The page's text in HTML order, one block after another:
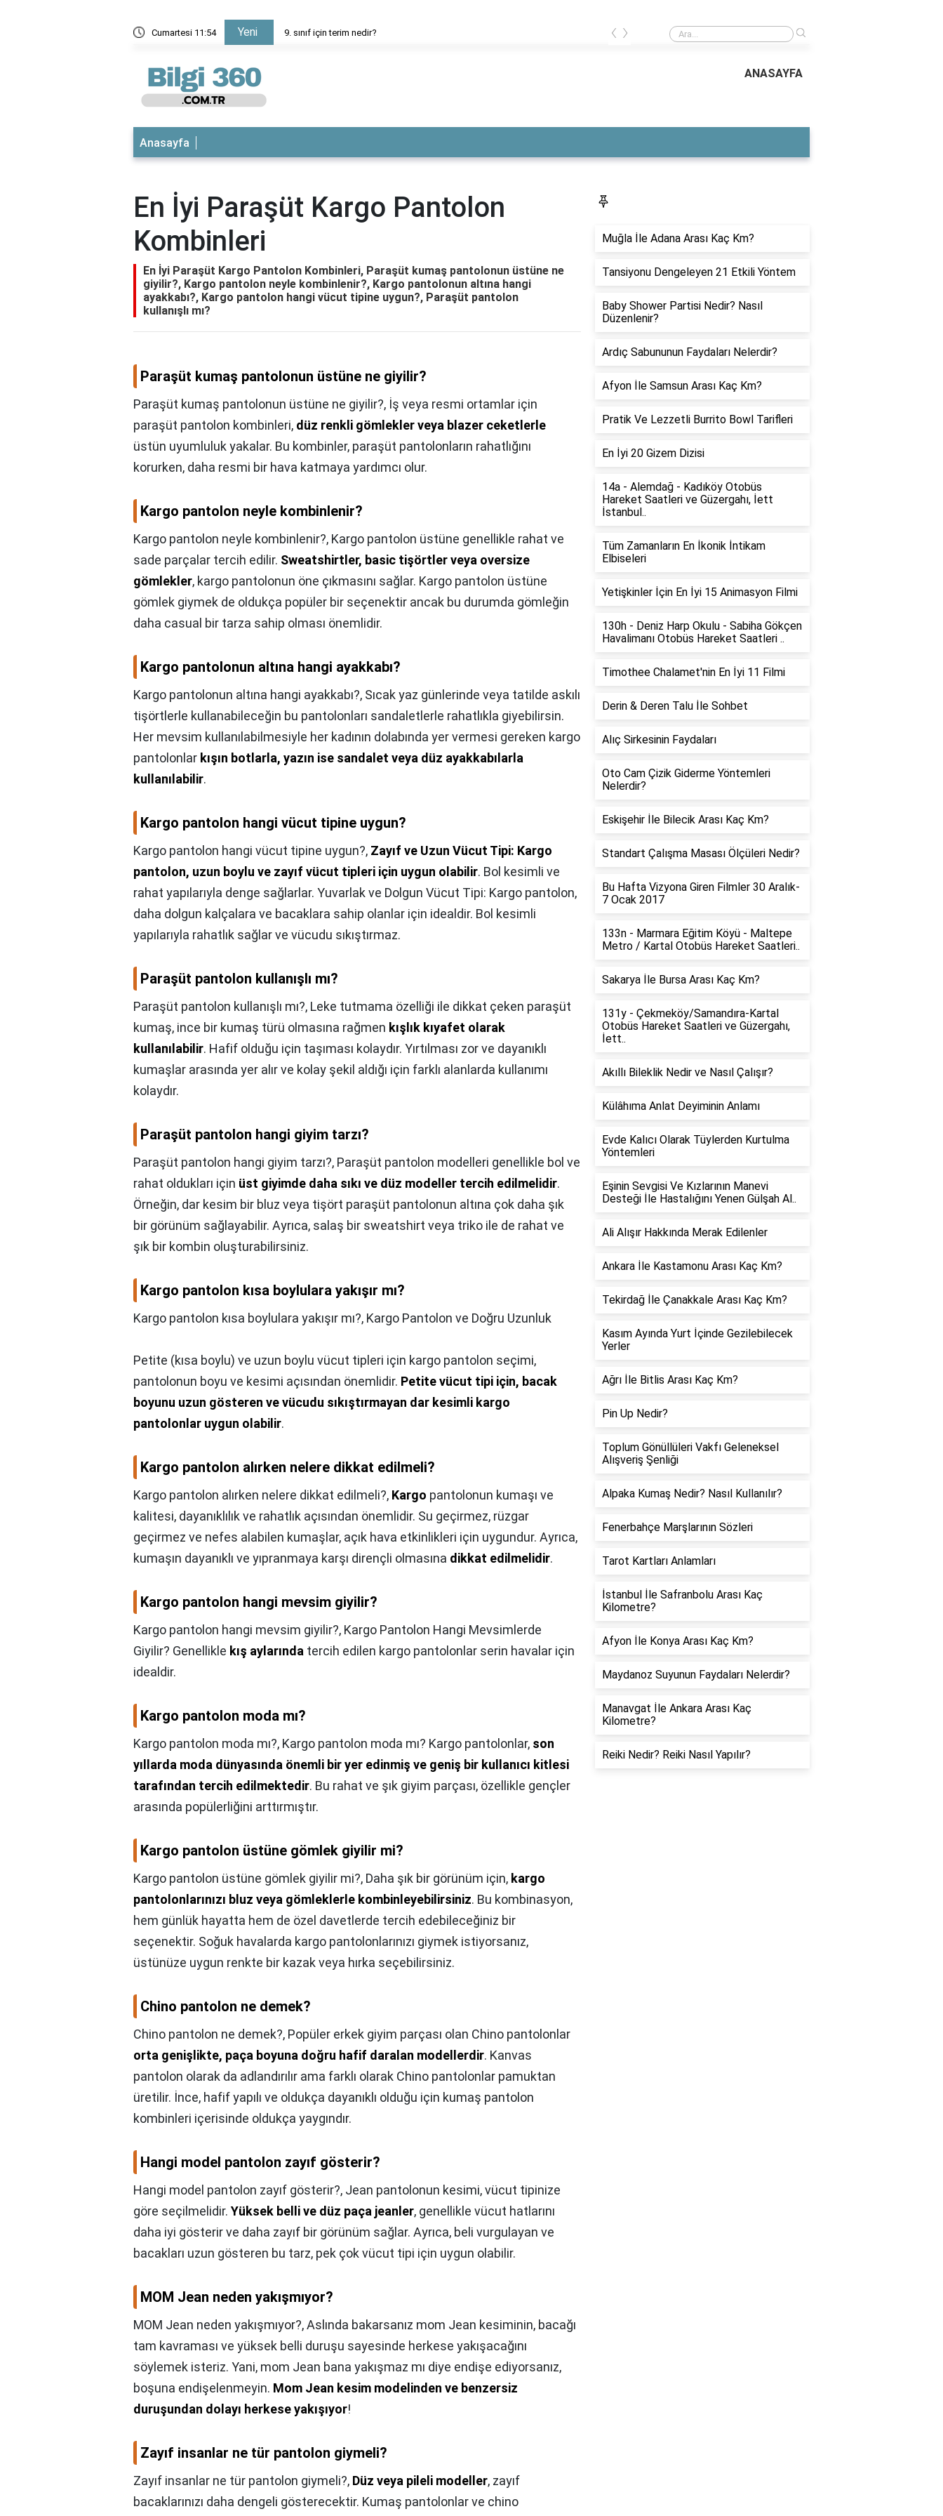
Cumartesi 11:54 Yeni 9. sınıf için terim nedir? Çikolatanın özellikleri
‹ ›
ANASAYFA
Anasayfa
En İyi Paraşüt Kargo Pantolon
Kombinleri
En İyi Paraşüt Kargo Pantolon Kombinleri, Paraşüt kumaş pantolonun üstüne ne
giyilir?, Kargo pantolon neyle kombinlenir?, Kargo pantolonun altına hangi
ayakkabı?, Kargo pantolon hangi vücut tipine uygun?, Paraşüt pantolon
kullanışlı mı?
Paraşüt kumaş pantolonun üstüne ne giyilir?
Paraşüt kumaş pantolonun üstüne ne giyilir?, İş veya resmi ortamlar için
paraşüt pantolon kombinleri, düz renkli gömlekler veya blazer ceketlerle
üstün uyumluluk yakalar. Bu kombinler, paraşüt pantolonların rahatlığını
korurken, daha resmi bir hava katmaya yardımcı olur.
Kargo pantolon neyle kombinlenir?
Kargo pantolon neyle kombinlenir?, Kargo pantolon üstüne genellikle rahat ve
sade parçalar tercih edilir. Sweatshirtler, basic tişörtler veya oversize
gömlekler, kargo pantolonun öne çıkmasını sağlar. Kargo pantolon üstüne
gömlek giymek de oldukça popüler bir seçenektir ancak bu durumda gömleğin
daha casual bir tarza sahip olması önemlidir.
Kargo pantolonun altına hangi ayakkabı?
Kargo pantolonun altına hangi ayakkabı?, Sıcak yaz günlerinde veya tatilde askılı
tişörtlerle kullanabileceğin bu pantolonları sandaletlerle rahatlıkla giyebilirsin.
Her mevsim kullanılabilmesiyle her kadının dolabında yer vermesi gereken kargo
pantolonlar kışın botlarla, yazın ise sandalet veya düz ayakkabılarla
kullanılabilir.
Kargo pantolon hangi vücut tipine uygun?
Kargo pantolon hangi vücut tipine uygun?, Zayıf ve Uzun Vücut Tipi: Kargo
pantolon, uzun boylu ve zayıf vücut tipleri için uygun olabilir. Bol kesimli ve
rahat yapılarıyla denge sağlarlar. Yuvarlak ve Dolgun Vücut Tipi: Kargo pantolon,
daha dolgun kalçalara ve bacaklara sahip olanlar için idealdir. Bol kesimli
yapılarıyla rahatlık sağlar ve vücudu sıkıştırmaz.
Paraşüt pantolon kullanışlı mı?
Paraşüt pantolon kullanışlı mı?, Leke tutmama özelliği ile dikkat çeken paraşüt
kumaş, ince bir kumaş türü olmasına rağmen kışlık kıyafet olarak
kullanılabilir. Hafif olduğu için taşıması kolaydır. Yırtılması zor ve dayanıklı
kumaşlar arasında yer alır ve kolay şekil aldığı için farklı alanlarda kullanımı
kolaydır.
Paraşüt pantolon hangi giyim tarzı?
Paraşüt pantolon hangi giyim tarzı?, Paraşüt pantolon modelleri genellikle bol ve
rahat oldukları için üst giyimde daha sıkı ve düz modeller tercih edilmelidir.
Örneğin, dar kesim bir bluz veya tişört paraşüt pantolonun altına çok daha şık
bir görünüm sağlayabilir. Ayrıca, salaş bir sweatshirt veya triko ile de rahat ve
şık bir kombin oluşturabilirsiniz.
Kargo pantolon kısa boylulara yakışır mı?
Kargo pantolon kısa boylulara yakışır mı?, Kargo Pantolon ve Doğru Uzunluk
Petite (kısa boylu) ve uzun boylu vücut tipleri için kargo pantolon seçimi,
pantolonun boyu ve kesimi açısından önemlidir. Petite vücut tipi için, bacak
boyunu uzun gösteren ve vücudu sıkıştırmayan dar kesimli kargo
pantolonlar uygun olabilir.
Kargo pantolon alırken nelere dikkat edilmeli?
Kargo pantolon alırken nelere dikkat edilmeli?, Kargo pantolonun kumaşı ve
kalitesi, dayanıklılık ve rahatlık açısından önemlidir. Su geçirmez, rüzgar
geçirmez ve nefes alabilen kumaşlar, açık hava etkinlikleri için uygundur. Ayrıca,
kumaşın dayanıklı ve yıpranmaya karşı dirençli olmasına dikkat edilmelidir.
Kargo pantolon hangi mevsim giyilir?
Kargo pantolon hangi mevsim giyilir?, Kargo Pantolon Hangi Mevsimlerde
Giyilir? Genellikle kış aylarında tercih edilen kargo pantolonlar serin havalar için
idealdir.
Kargo pantolon moda mı?
Kargo pantolon moda mı?, Kargo pantolon moda mı? Kargo pantolonlar, son
yıllarda moda dünyasında önemli bir yer edinmiş ve geniş bir kullanıcı kitlesi
tarafından tercih edilmektedir. Bu rahat ve şık giyim parçası, özellikle gençler
arasında popülerliğini arttırmıştır.
Kargo pantolon üstüne gömlek giyilir mi?
Kargo pantolon üstüne gömlek giyilir mi?, Daha şık bir görünüm için, kargo
pantolonlarınızı bluz veya gömleklerle kombinleyebilirsiniz. Bu kombinasyon,
hem günlük hayatta hem de özel davetlerde tercih edebileceğiniz bir
seçenektir. Soğuk havalarda kargo pantolonlarınızı giymek istiyorsanız,
üstünüze uygun renkte bir kazak veya hırka seçebilirsiniz.
Chino pantolon ne demek?
Chino pantolon ne demek?, Popüler erkek giyim parçası olan Chino pantolonlar
orta genişlikte, paça boyuna doğru hafif daralan modellerdir. Kanvas
pantolon olarak da adlandırılır ama farklı olarak Chino pantolonlar pamuktan
üretilir. İnce, hafif yapılı ve oldukça dayanıklı olduğu için kumaş pantolon
kombinleri içerisinde oldukça yaygındır.
Hangi model pantolon zayıf gösterir?
Hangi model pantolon zayıf gösterir?, Jean pantolonun kesimi, vücut tipinize
göre seçilmelidir. Yüksek belli ve düz paça jeanler, genellikle vücut hatlarını
daha iyi gösterir ve daha zayıf bir görünüm sağlar. Ayrıca, beli vurgulayan ve
bacakları uzun gösteren bu tarz, pek çok vücut tipi için uygun olabilir.
MOM Jean neden yakışmıyor?
MOM Jean neden yakışmıyor?,Aslında bakarsanız mom Jean kesiminin, bacağı
tam kavraması ve yüksek belli duruşu sayesinde herkese yakışacağını
söylemek isteriz. Yani, mom Jean bana yakışmaz mı diye endişe ediyorsanız,
boşuna endişelenmeyin. Mom Jean kesim modelinden ve benzersiz
duruşundan dolayı herkese yakışıyor!
Zayıf insanlar ne tür pantolon giymeli?
Zayıf insanlar ne tür pantolon giymeli?, Düz veya pileli modeller, zayıf
bacaklarınızı daha dengeli gösterecektir. Kumaş pantolonlar ve chino
Muğla İle Adana Arası Kaç Km?
Tansiyonu Dengeleyen 21 Etkili Yöntem
Baby Shower Partisi Nedir? Nasıl
Düzenlenir?
Ardıç Sabununun Faydaları Nelerdir?
Afyon İle Samsun Arası Kaç Km?
Pratik Ve Lezzetli Burrito Bowl Tarifleri
En İyi 20 Gizem Dizisi
14a - Alemdağ - Kadıköy Otobüs
Hareket Saatleri ve Güzergahı, İett
İstanbul..
Tüm Zamanların En İkonik İntikam
Elbiseleri
Yetişkinler İçin En İyi 15 Animasyon Filmi
130h - Deniz Harp Okulu - Sabiha Gökçen
Havalimanı Otobüs Hareket Saatleri ..
Timothee Chalamet'nin En İyi 11 Filmi
Derin & Deren Talu İle Sohbet
Alıç Sirkesinin Faydaları
Oto Cam Çizik Giderme Yöntemleri
Nelerdir?
Eskişehir İle Bilecik Arası Kaç Km?
Standart Çalışma Masası Ölçüleri Nedir?
Bu Hafta Vizyona Giren Filmler 30 Aralık-
7 Ocak 2017
133n - Marmara Eğitim Köyü - Maltepe
Metro / Kartal Otobüs Hareket Saatleri..
Sakarya İle Bursa Arası Kaç Km?
131y - Çekmeköy/Samandıra-Kartal
Otobüs Hareket Saatleri ve Güzergahı,
İett..
Akıllı Bileklik Nedir ve Nasıl Çalışır?
Külâhıma Anlat Deyiminin Anlamı
Evde Kalıcı Olarak Tüylerden Kurtulma
Yöntemleri
Eşinin Sevgisi Ve Kızlarının Manevi
Desteği İle Hastalığını Yenen Gülşah Al..
Ali Alışır Hakkında Merak Edilenler
Ankara İle Kastamonu Arası Kaç Km?
Tekirdağ İle Çanakkale Arası Kaç Km?
Kasım Ayında Yurt İçinde Gezilebilecek
Yerler
Ağrı İle Bitlis Arası Kaç Km?
Pin Up Nedir?
Toplum Gönüllüleri Vakfı Geleneksel
Alışveriş Şenliği
Alpaka Kumaş Nedir? Nasıl Kullanılır?
Fenerbahçe Marşlarının Sözleri
Tarot Kartları Anlamları
İstanbul İle Safranbolu Arası Kaç
Kilometre?
Afyon İle Konya Arası Kaç Km?
Maydanoz Suyunun Faydaları Nelerdir?
Manavgat İle Ankara Arası Kaç
Kilometre?
Reiki Nedir? Reiki Nasıl Yapılır?